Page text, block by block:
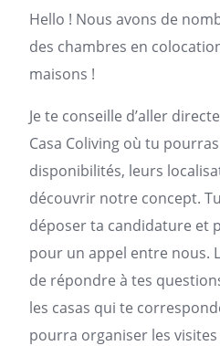
Hello ! Nous avons de
des chambres en
maisons !
Je te conseille d’aller
Casa Coliving où tu
disponibilités, leurs
découvrir notre concept.
déposer ta candidature et
pour un appel entre nous.
de répondre à tes
les casas qui te
pourra organiser les